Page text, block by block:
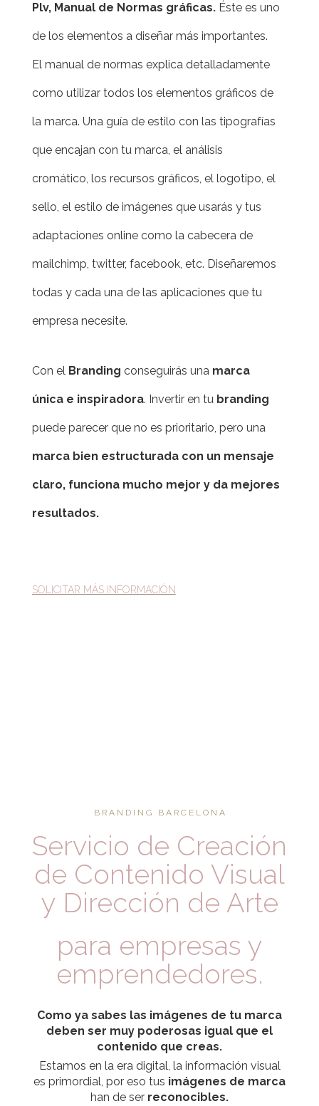
Plv, Manual de Normas gráficas. Éste es uno
de los elementos a diseñar más importantes.
El manual de normas explica detalladamente
como utilizar todos los elementos gráficos de
la marca. Una guía de estilo con las tipografías
que encajan con tu marca, el análisis
cromático, los recursos gráficos, el logotipo, el
sello, el estilo de imágenes que usarás y tus
adaptaciones online como la cabecera de
mailchimp, twitter, facebook, etc. Diseñaremos
todas y cada una de las aplicaciones que tu
empresa necesite.
Con el Branding conseguirás una marca
única e inspiradora. Invertir en tu branding
puede parecer que no es prioritario, pero una
marca bien estructurada con un mensaje
claro, funciona mucho mejor y da mejores
resultados.
SOLICITAR MÁS INFORMACIÓN
B R A N D I N G B A R C E L O N A
Servicio de Creación
de Contenido Visual
y Dirección de Arte
para empresas y
emprendedores.
Como ya sabes las imágenes de tu marca
deben ser muy poderosas igual que el
contenido que creas.
Estamos en la era digital, la información visual
es primordial, por eso tus imágenes de marca
han de ser reconocibles.